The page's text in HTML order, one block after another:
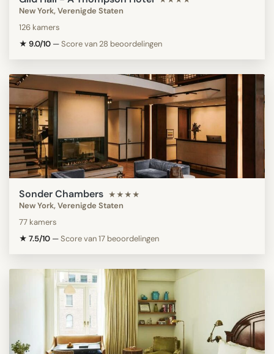
New York, Verenigde Staten
126 kamers
★ 9.0/10 —Score van 28 beoordelingen
Sonder Chambers ★★★★
New York, Verenigde Staten
77 kamers
★ 7.5/10 —Score van 17 beoordelingen